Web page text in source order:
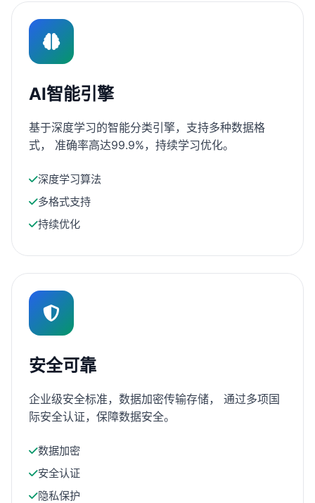
AI智能引擎
基于深度学习的智能分类引擎，支持多种数据格
式， 准确率高达99.9%，持续学习优化。
深度学习算法
多格式支持
持续优化
安全可靠
企业级安全标准，数据加密传输存储， 通过多项国
际安全认证，保障数据安全。
数据加密
安全认证
隐私保护